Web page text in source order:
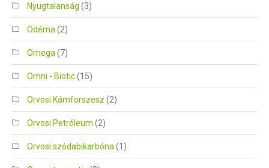
Nyugtalanság (3)
Ödéma (2)
Omega (7)
Omni - Biotic(15)
Orvosi Kámforszesz (2)
Orvosi Petróleum (2)
Orvosi szódabikarbóna (1)